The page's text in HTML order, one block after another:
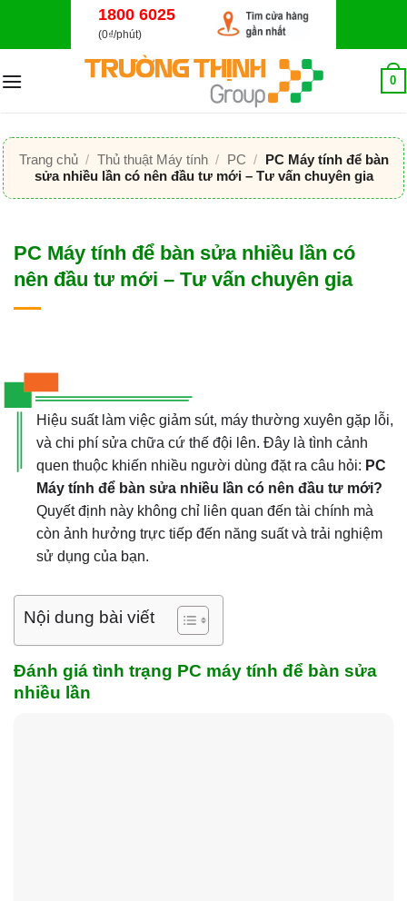
dung
1800 6025
(0₫/phút)
0
Trang chủ / Thủ thuật Máy tính / PC / PC Máy tính để bàn
sửa nhiều lần có nên đầu tư mới – Tư vấn chuyên gia
PC Máy tính để bàn sửa nhiều lần có
nên đầu tư mới – Tư vấn chuyên gia
Hiệu suất làm việc giảm sút, máy thường xuyên gặp lỗi,
và chi phí sửa chữa cứ thế đội lên. Đây là tình cảnh
quen thuộc khiến nhiều người dùng đặt ra câu hỏi: PC
Máy tính để bàn sửa nhiều lần có nên đầu tư mới?
Quyết định này không chỉ liên quan đến tài chính mà
còn ảnh hưởng trực tiếp đến năng suất và trải nghiệm
sử dụng của bạn.
Nội dung bài viết
Đánh giá tình trạng PC máy tính để bàn sửa
nhiều lần